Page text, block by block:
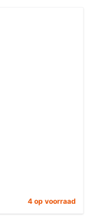
4 op voorraad